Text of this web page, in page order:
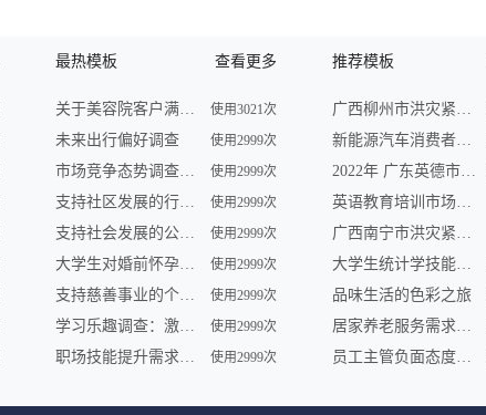
最热模板 查看更多
关于美容院客户满意度的问卷调查 使用3021次
未来出行偏好调查 使用2999次
市场竞争态势调查问卷 使用2999次
支持社区发展的行动调查 使用2999次
支持社会发展的公益组织参与及需求调查 使用2999次
大学生对婚前怀孕认知调查 使用2999次
支持慈善事业的个人行为调查 使用2999次
学习乐趣调查：激发学员学习动力 使用2999次
职场技能提升需求调查 使用2999次
推荐模板
广西柳州市洪灾紧急求助信息登记表
新能源汽车消费者购买车意向调查问卷
2022年 广东英德市洪灾紧急求助信息登记表
英语教育培训市场调查问卷表模板
广西南宁市洪灾紧急求助信息登记表
大学生统计学技能调查问卷
品味生活的色彩之旅
居家养老服务需求调研问卷
员工主管负面态度问卷